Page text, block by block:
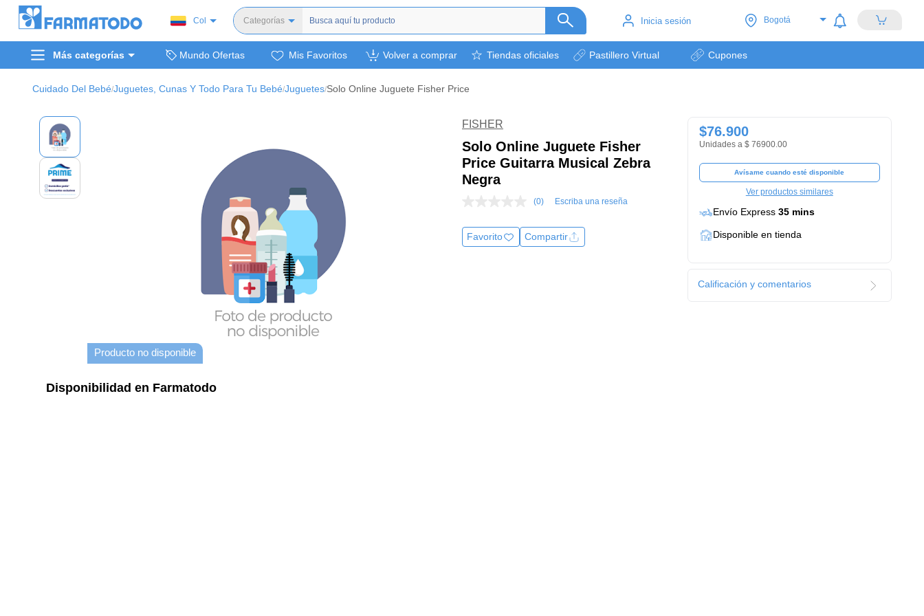
Col
Categorías
Dermocosmética
Alimentos y bebidas
Hogar, mascotas y otros.
Bienestar y nutrición deportiva
Inicia sesión Bogotá
Más categorías Mundo Ofertas Mis Favoritos Volver a comprar Tiendas oficiales Pastillero Virtual Cupones
Cuidado Del Bebé/Juguetes, Cunas Y Todo Para Tu Bebé/Juguetes/Solo Online Juguete Fisher Price
Producto no disponible
FISHER
Solo Online Juguete Fisher
Price Guitarra Musical Zebra
Negra
Enlace
en
la
(0) Escriba una reseña
Favorito Compartir
Disponibilidad en Farmatodo
$76.900
Unidades a $ 76900.00
Avísame cuando esté disponible
Ver productos similares
Envío Express 35 mins
Disponible en tienda
Calificación y comentarios